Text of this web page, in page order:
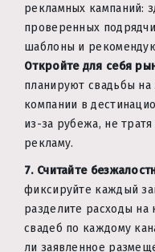
рекламных кампаний:
проверенных
шаблоны и
Откройте для себя
планируют свадьбы
компании в
из-за рубежа, не
рекламу.
7. Считайте
фиксируйте каждый
разделите расходы на
свадеб по каждому
ли заявленное